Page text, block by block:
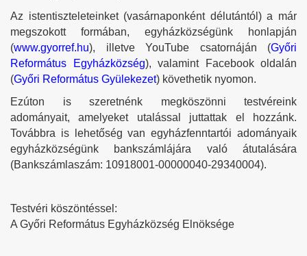
Az istentiszteleteinket (vasárnaponként délutántól) a már
megszokott formában, egyházközségünk honlapján
(www.gyorref.hu), illetve YouTube csatornáján (Győri
Református Egyházközség), valamint Facebook oldalán
(Győri Református Gyülekezet) követhetik nyomon.
Ezúton is szeretnénk megköszönni testvéreink
adományait, amelyeket utalással juttattak el hozzánk.
Továbbra is lehetőség van egyházfenntartói adományaik
egyházközségünk bankszámlájára való átutalására
(Bankszámlaszám: 10918001-00000040-29340004).
Testvéri köszöntéssel:
A Győri Református Egyházközség Elnöksége